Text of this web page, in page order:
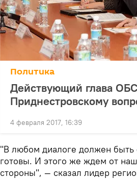
Политика
Действующий глава
Приднестровскому
4 февраля 2017, 16:39
"В любом диалоге должен
готовы. И этого же ждем от
стороны", — сказал лидер